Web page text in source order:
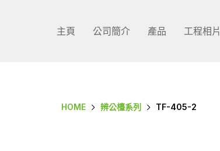
主頁 公司簡介 產品 工程相片
HOME 辨公檯系列 TF-405-2